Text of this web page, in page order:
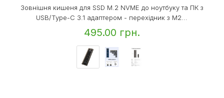
Зовнішня кишеня для SSD M.2 NVME до ноутбуку та ПК з
USB/Type-C 3.1 адаптером - перехідник з M2...
495.00 грн.